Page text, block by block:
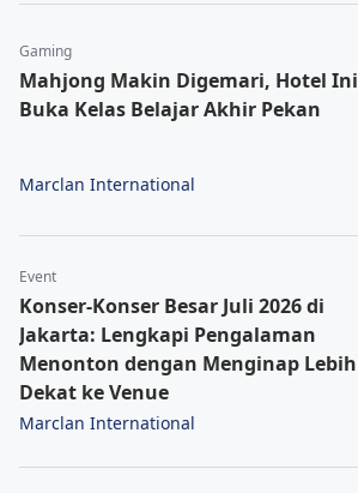
Gaming
Mahjong Makin Digemari, Hotel Ini
Buka Kelas Belajar Akhir Pekan
Marclan International
Event
Konser-Konser Besar Juli 2026 di
Jakarta: Lengkapi Pengalaman
Menonton dengan Menginap Lebih
Dekat ke Venue
Marclan International